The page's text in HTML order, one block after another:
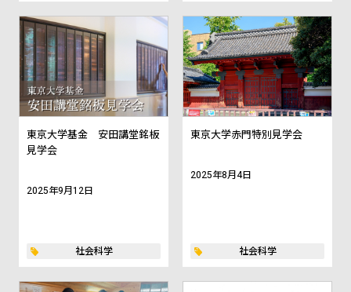
東京大学基金 安田講堂銘板
見学会
2025年9月12日
社会科学
東京大学赤門特別見学会
2025年8月4日
社会科学